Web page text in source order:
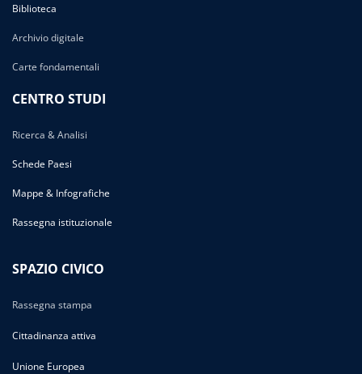
Biblioteca
Archivio digitale
Carte fondamentali
CENTRO STUDI
Ricerca & Analisi
Schede Paesi
Mappe & Infografiche
Rassegna istituzionale
SPAZIO CIVICO
Rassegna stampa
Cittadinanza attiva
Unione Europea